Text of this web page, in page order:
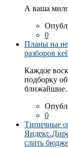
А ваша
0
Планы на
разборов
Каждое
подборку
0
Типичные
слить